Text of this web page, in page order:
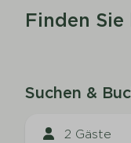
Finden
Suchen &
2 Gäste